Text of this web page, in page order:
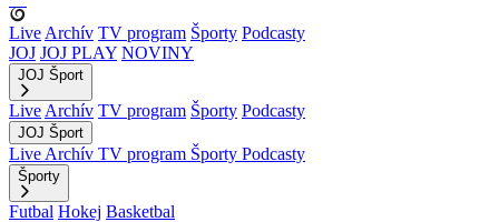
Live Archív TV program Športy Podcasty
JOJ JOJ PLAY NOVINY
JOJ Šport
Live Archív TV program Športy Podcasty
JOJ Šport
Live Archív TV program Športy Podcasty
Športy
Futbal Hokej Basketbal